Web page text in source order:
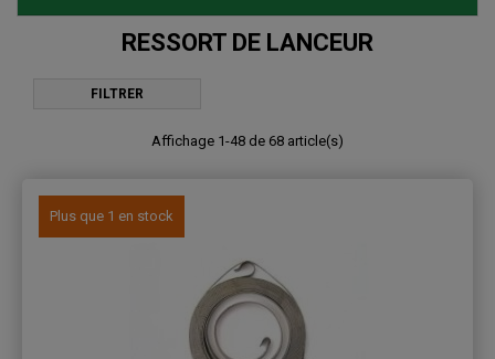
RESSORT DE LANCEUR
FILTRER
Affichage 1-48 de 68 article(s)
Plus que 1 en stock